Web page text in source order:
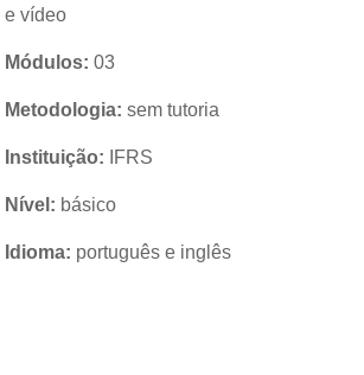
e vídeo
Módulos: 03
Metodologia: sem tutoria
Instituição: IFRS
Nível: básico
Idioma: português e inglês